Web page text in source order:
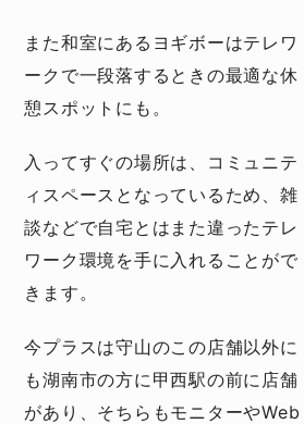
また和室にあるヨギボーはテレワ
ークで一段落するときの最適な休
憩スポットにも。
入ってすぐの場所は、コミュニテ
ィスペースとなっているため、雑
談などで自宅とはまた違ったテレ
ワーク環境を手に入れることがで
きます。
今プラスは守山のこの店舗以外に
も湖南市の方に甲西駅の前に店舗
があり、そちらもモニターやWeb